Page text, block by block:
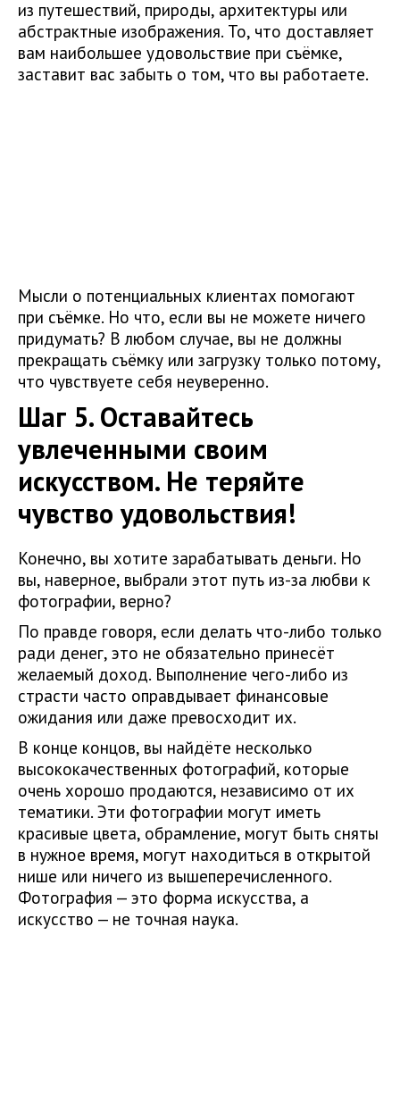
из путешествий, природы, архитектуры или
абстрактные изображения. То, что доставляет
вам наибольшее удовольствие при съёмке,
заставит вас забыть о том, что вы работаете.
Мысли о потенциальных клиентах помогают
при съёмке. Но что, если вы не можете ничего
придумать? В любом случае, вы не должны
прекращать съёмку или загрузку только потому,
что чувствуете себя неуверенно.
Шаг 5. Оставайтесь
увлеченными своим
искусством. Не теряйте
чувство удовольствия!
Конечно, вы хотите зарабатывать деньги. Но
вы, наверное, выбрали этот путь из-за любви к
фотографии, верно?
По правде говоря, если делать что-либо только
ради денег, это не обязательно принесёт
желаемый доход. Выполнение чего-либо из
страсти часто оправдывает финансовые
ожидания или даже превосходит их.
В конце концов, вы найдёте несколько
высококачественных фотографий, которые
очень хорошо продаются, независимо от их
тематики. Эти фотографии могут иметь
красивые цвета, обрамление, могут быть сняты
в нужное время, могут находиться в открытой
нише или ничего из вышеперечисленного.
Фотография — это форма искусства, а
искусство — не точная наука.